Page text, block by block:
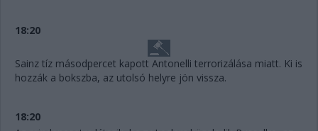
18:20
Sainz tíz másodpercet kapott Antonelli terrorizálása miatt. Ki is
hozzák a bokszba, az utolsó helyre jön vissza.
18:20